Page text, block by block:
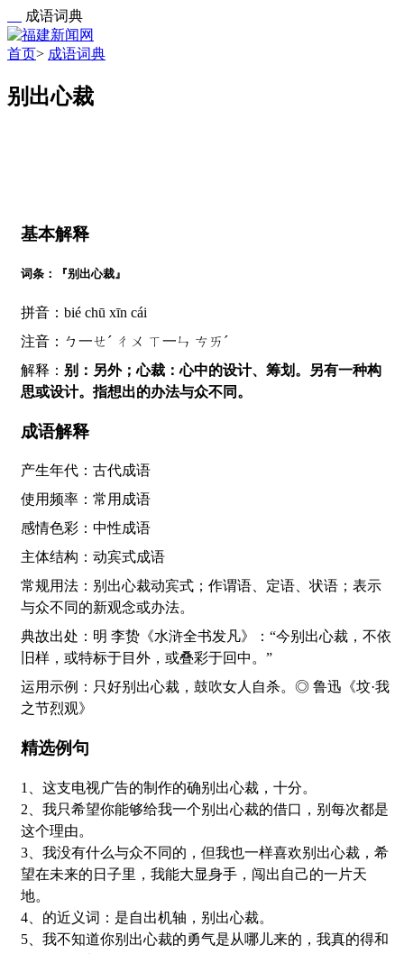
成语词典
首页> 成语词典
别出心裁
基本解释
词条：『别出心裁』
拼音：bié chū xīn cái
注音：ㄅ一ㄝˊ ㄔㄨ ㄒ一ㄣ ㄘㄞˊ
解释： 别：另外；心裁：心中的设计、筹划。另有一种构
思或设计。指想出的办法与众不同。
成语解释
产生年代：古代成语
使用频率：常用成语
感情色彩：中性成语
主体结构：动宾式成语
常规用法：别出心裁动宾式；作谓语、定语、状语；表示
与众不同的新观念或办法。
典故出处：明 李贽《水浒全书发凡》：“今别出心裁，不依
旧样，或特标于目外，或叠彩于回中。”
运用示例：只好别出心裁，鼓吹女人自杀。◎ 鲁迅《坟·我
之节烈观》
精选例句
1、这支电视广告的制作的确别出心裁，十分。
2、我只希望你能够给我一个别出心裁的借口，别每次都是
这个理由。
3、我没有什么与众不同的，但我也一样喜欢别出心裁，希
望在未来的日子里，我能大显身手，闯出自己的一片天
地。
4、的近义词：是自出机轴，别出心裁。
5、我不知道你别出心裁的勇气是从哪儿来的，我真的得和